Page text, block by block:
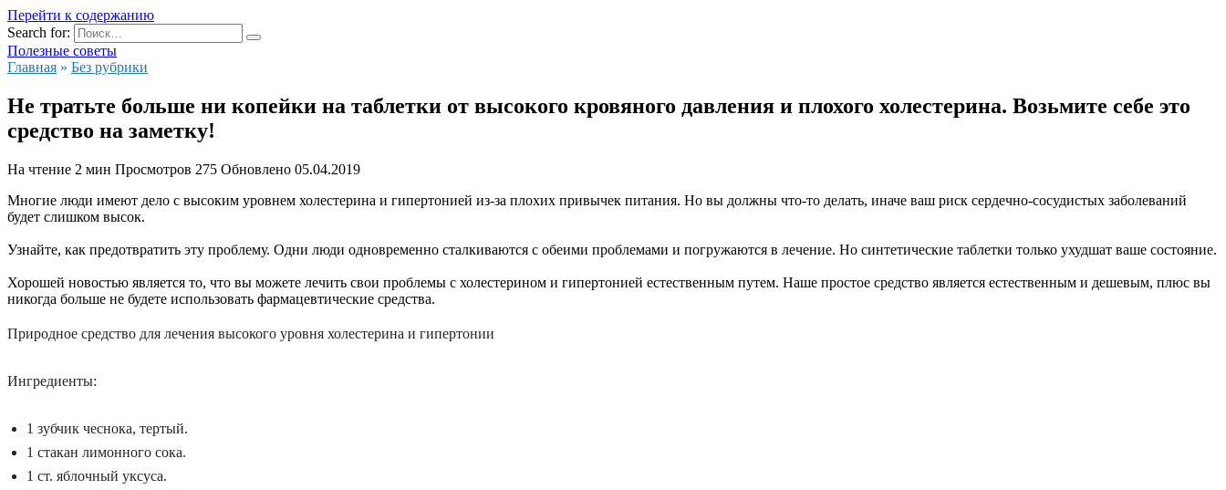
Перейти к содержанию
Search for:
Полезные советы
Главная » Без рубрики
Не тратьте больше ни копейки на таблетки от высокого кровяного давления и плохого холестерина. Возьмите себе это
средство на заметку!
На чтение 2 мин Просмотров 275 Обновлено 05.04.2019
Многие люди имеют дело с высоким уровнем холестерина и гипертонией из-за плохих привычек питания. Но вы должны что-то делать, иначе ваш риск сердечно-сосудистых заболеваний
будет слишком высок.
Узнайте, как предотвратить эту проблему. Одни люди одновременно сталкиваются с обеими проблемами и погружаются в лечение. Но синтетические таблетки только ухудшат ваше состояние.
Хорошей новостью является то, что вы можете лечить свои проблемы с холестерином и гипертонией естественным путем. Наше простое средство является естественным и дешевым, плюс вы
никогда больше не будете использовать фармацевтические средства.
Природное средство для лечения высокого уровня холестерина и гипертонии
Ингредиенты:
1 зубчик чеснока, тертый.
1 стакан лимонного сока.
1 ст. яблочный уксуса.